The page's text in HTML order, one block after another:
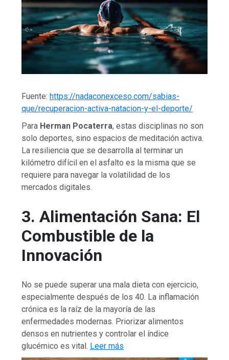
Fuente:https://nadaconexceso.com/sabias-
que/recuperacion-activa-natacion-y-el-deporte/
Para Herman Pocaterra, estas disciplinas no son
solo deportes, sino espacios de meditación activa.
La resiliencia que se desarrolla al terminar un
kilómetro difícil en el asfalto es la misma que se
requiere para navegar la volatilidad de los
mercados digitales.
3. Alimentación Sana: El
Combustible de la
Innovación
No se puede superar una mala dieta con ejercicio,
especialmente después de los 40. La inflamación
crónica es la raíz de la mayoría de las
enfermedades modernas. Priorizar alimentos
densos en nutrientes y controlar el índice
glucémico es vital. Leer más